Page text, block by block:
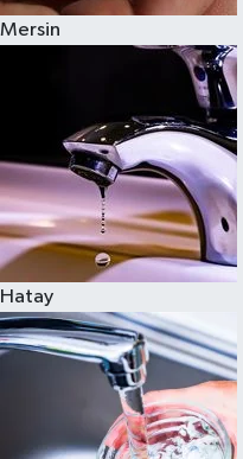
Mersin
Hatay